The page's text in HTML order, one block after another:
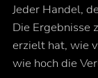
Jeder Handel,
Die Ergebnisse
erzielt hat, wie
wie hoch die